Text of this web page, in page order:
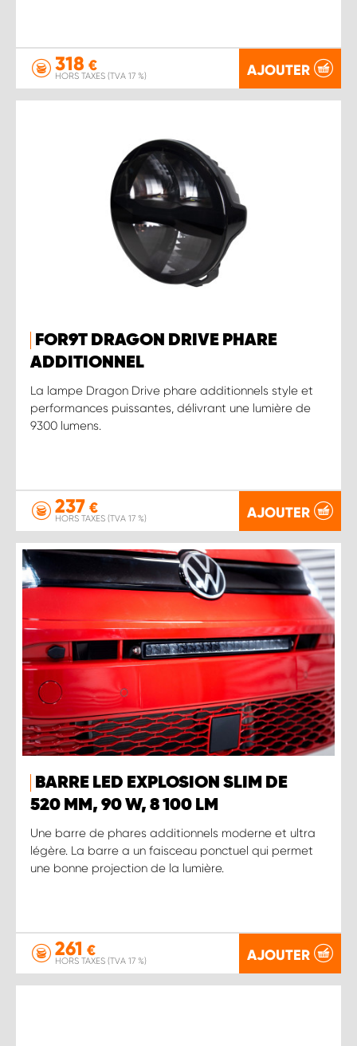
318 €
HORS TAXES (TVA 17 %) AJOUTER
FOR9T DRAGON DRIVE PHARE
ADDITIONNEL
La lampe Dragon Drive phare additionnels style et
performances puissantes, délivrant une lumière de
9300 lumens.
237 €
HORS TAXES (TVA 17 %) AJOUTER
BARRE LED EXPLOSION SLIM DE
520 MM, 90 W, 8 100 LM
Une barre de phares additionnels moderne et ultra
légère. La barre a un faisceau ponctuel qui permet
une bonne projection de la lumière.
261 €
HORS TAXES (TVA 17 %) AJOUTER